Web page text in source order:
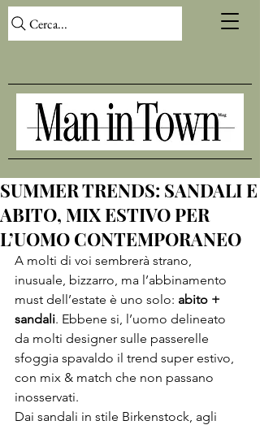
Cerca...
SUMMER TRENDS: SANDALI E
ABITO, MIX ESTIVO PER
L’UOMO CONTEMPORANEO
A molti di voi sembrerà strano,
inusuale, bizzarro, ma l’abbinamento
must dell’estate è uno solo: abito +
sandali. Ebbene si, l’uomo delineato
da molti designer sulle passerelle
sfoggia spavaldo il trend super estivo,
con mix & match che non passano
inosservati.
Dai sandali in stile Birkenstock, agli